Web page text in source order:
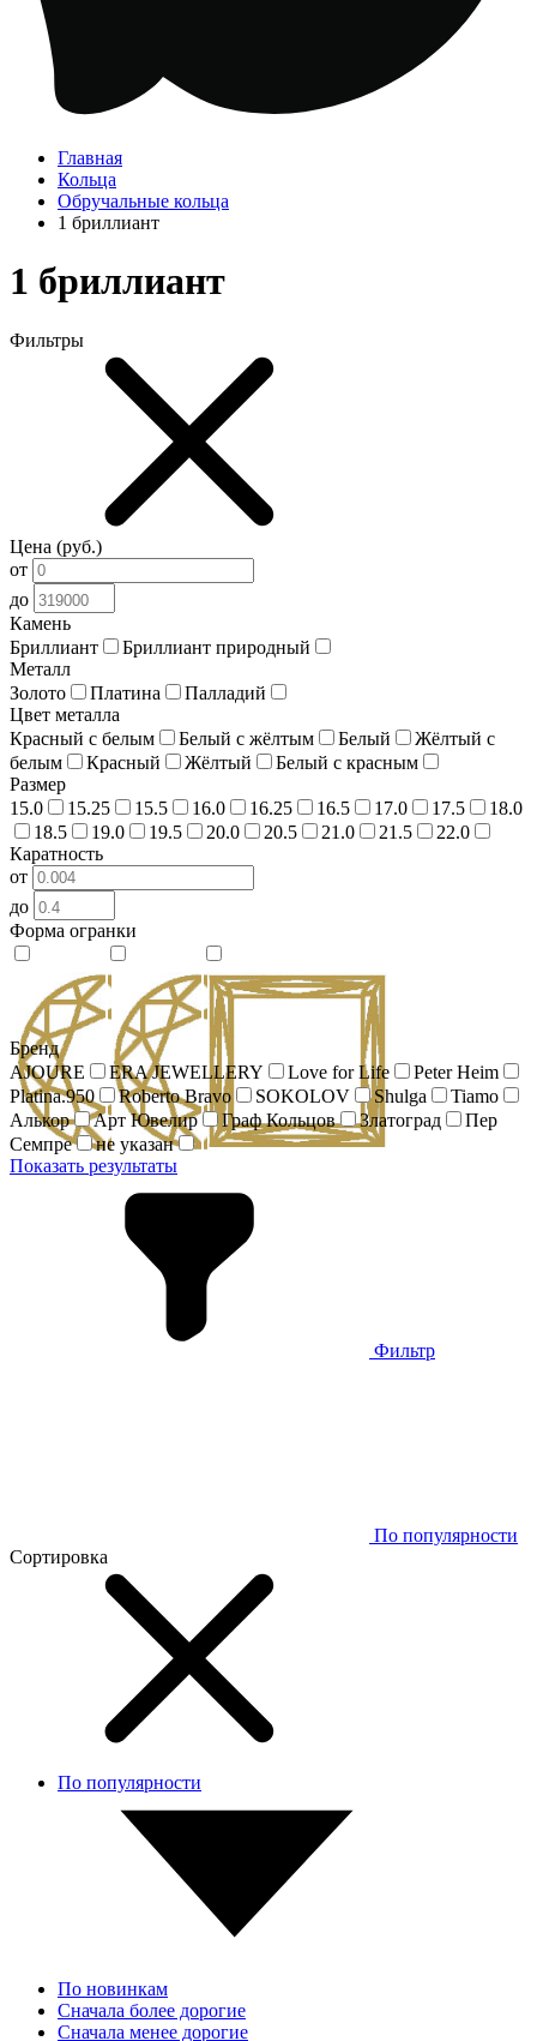
Главная
Кольца
Обручальные кольца
1 бриллиант
1 бриллиант
Фильтры
Цена (руб.)
от
до
Камень
Бриллиант
Бриллиант природный
Металл
Золото
Платина
Палладий
Цвет металла
Красный c белым
Белый c жёлтым Белый
Жёлтый с
белым
Красный Жёлтый
Белый c красным
Размер
15.0
15.25 15.5 16.0 16.25 16.5 17.0 17.5
18.0
18.5
19.0 19.5 20.0 20.5 21.0 21.5
22.0
Каратность
от
до
Форма огранки
Бренд
AJOURE
ERA JEWELLERY Love for Life
Peter Heim
Platina.950
Roberto Bravo SOKOLOV Shulga
Tiamo
Алькор
Арт Ювелир Граф Кольцов Златоград
Пер
Семпре
не указан
Показать результаты
Фильтр
По популярности
Сортировка
По популярности
По новинкам
Сначала более дорогие
Сначала менее дорогие